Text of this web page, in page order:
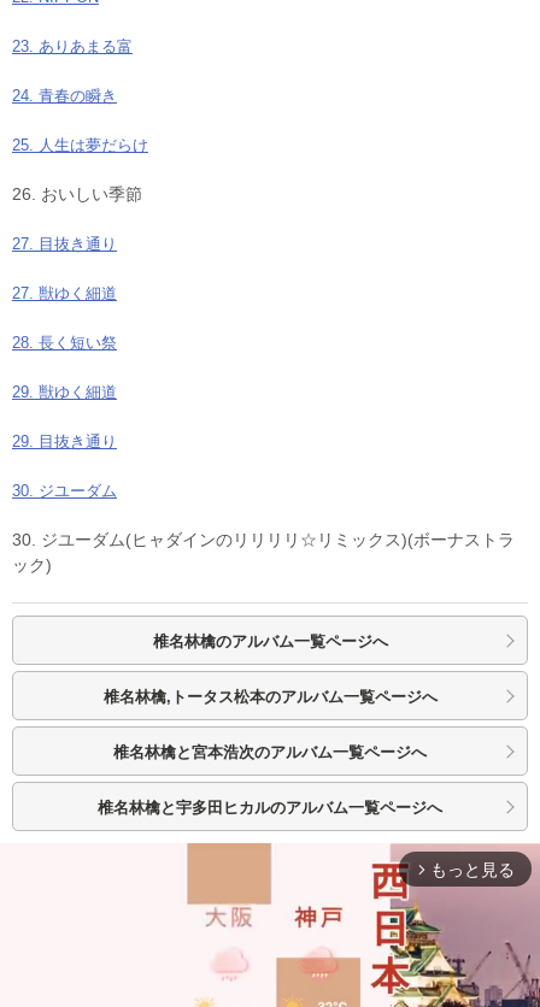
23. ありあまる富
24. 青春の瞬き
25. 人生は夢だらけ
26. おいしい季節
27. 目抜き通り
27. 獣ゆく細道
28. 長く短い祭
29. 獣ゆく細道
29. 目抜き通り
30. ジユーダム
30. ジユーダム(ヒャダインのリリリリ☆リミックス)(ボーナストラ
ック)
椎名林檎のアルバム一覧ページへ
椎名林檎,トータス松本のアルバム一覧ページへ
椎名林檎と宮本浩次のアルバム一覧ページへ
椎名林檎と宇多田ヒカルのアルバム一覧ページへ
arrow_forward_ios もっと見る